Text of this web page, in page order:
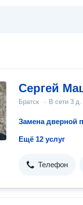
Сергей
Братск · В сети 3 д.
Замена дверной
Ещё 12 услуг
Телефон